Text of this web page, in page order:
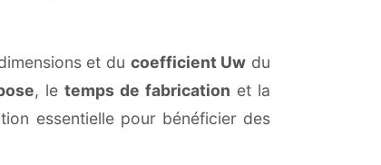
et du coefficient Uw du
, le temps de fabrication et la
essentielle pour bénéficier des